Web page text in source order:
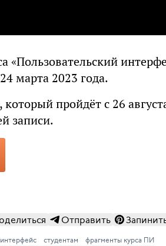
марта 2023 года.
который пройдёт с 26
записи.
Отправить
студентам фрагменты курса ПИ